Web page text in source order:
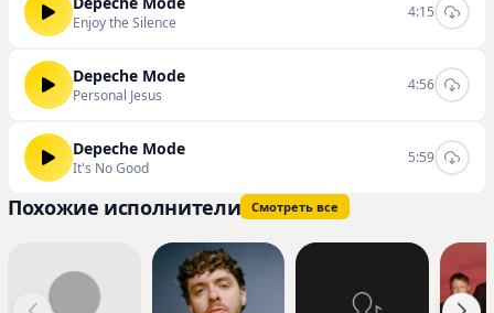
Группа обладает обширной международной
аудиторией, которая следит за творчеством
коллектива на протяжении десятилетий. В нашем
каталоге представлено три композиции группы,
«Enjoy the Silence», «Personal Jesus» и «It's No Good».
Общее количество прослушиваний данных треков
на сайте составляет 264. Вы можете слушать и
непосредственно на нашем сайте.
Enjoy the Silence
4:15
Depeche Mode
Personal Jesus
4:56
Depeche Mode
It's No Good
5:59
Похожие исполнители Смотреть все